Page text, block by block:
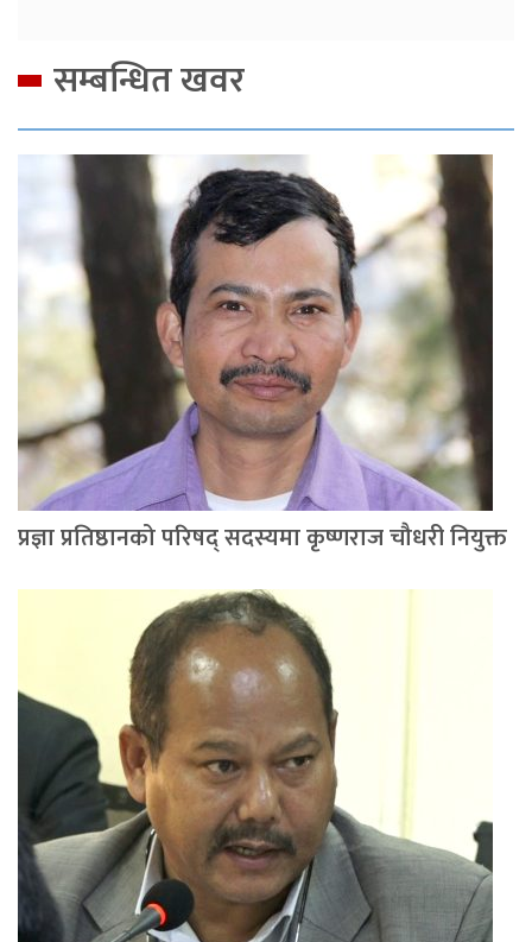
सम्बन्धित खवर
प्रज्ञा प्रतिष्ठानको परिषद् सदस्यमा कृष्णराज चौधरी नियुक्त